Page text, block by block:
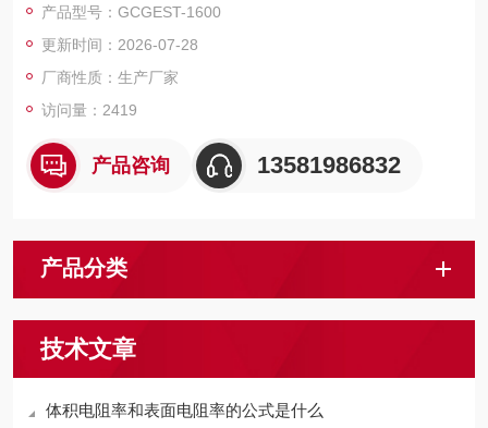
产品型号：GCGEST-1600
更新时间：2026-07-28
厂商性质：生产厂家
访问量：2419
产品咨询 13581986832
产品分类
技术文章
体积电阻率和表面电阻率的公式是什么